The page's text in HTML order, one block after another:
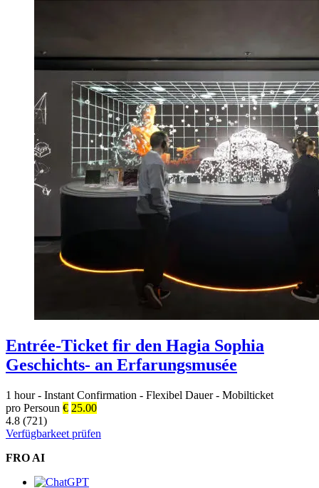
Entrée-Ticket fir den Hagia Sophia
Geschichts- an Erfarungsmusée
1 hour - Instant Confirmation - Flexibel Dauer - Mobilticket
pro Persoun € 25.00
4.8 (721)
Verfügbarkeet prüfen
FRO AI